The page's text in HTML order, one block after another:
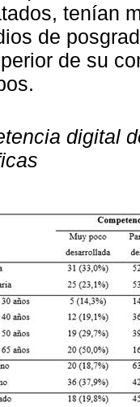
tenían
de
de su
digital